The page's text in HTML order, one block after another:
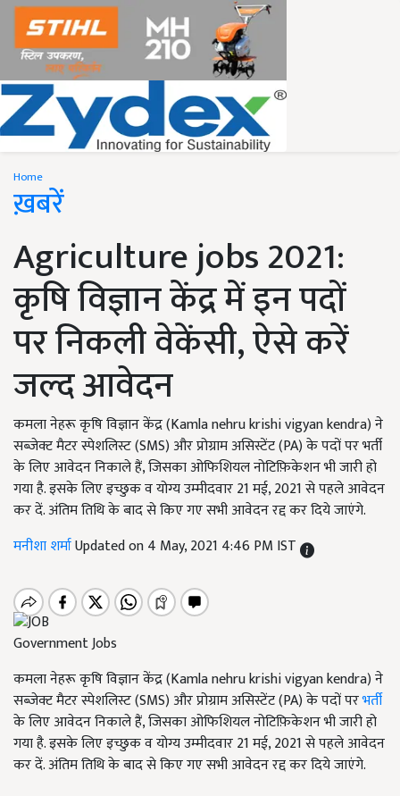
Home
ख़बरें
Agriculture jobs 2021:
कृषि विज्ञान केंद्र में इन पदों
पर निकली वेकेंसी, ऐसे करें
जल्द आवेदन
कमला नेहरू कृषि विज्ञान केंद्र (Kamla nehru krishi vigyan kendra) ने
सब्जेक्ट मैटर स्पेशलिस्ट (SMS) और प्रोग्राम असिस्टेंट (PA) के पदों पर भर्ती
के लिए आवेदन निकाले हैं, जिसका ओफिशियल नोटिफ़िकेशन भी जारी हो
गया है. इसके लिए इच्छुक व योग्य उम्मीदवार 21 मई, 2021 से पहले आवेदन
कर दें. अंतिम तिथि के बाद से किए गए सभी आवेदन रद्द कर दिये जाएंगे.
मनीशा शर्माUpdated on 4 May, 2021 4:46 PM IST
Government Jobs
कमला नेहरू कृषि विज्ञान केंद्र (Kamla nehru krishi vigyan kendra) ने
सब्जेक्ट मैटर स्पेशलिस्ट (SMS) और प्रोग्राम असिस्टेंट (PA) के पदों परभर्ती
के लिए आवेदन निकाले हैं, जिसका ओफिशियल नोटिफ़िकेशन भी जारी हो
गया है. इसके लिए इच्छुक व योग्य उम्मीदवार 21 मई, 2021 से पहले आवेदन
कर दें. अंतिम तिथि के बाद से किए गए सभी आवेदन रद्द कर दिये जाएंगे.